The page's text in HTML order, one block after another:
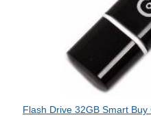
Flash Drive 32GB Smart Buy